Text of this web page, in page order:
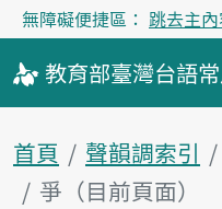
無障礙便捷區： 跳去主
教育部臺灣台語
首頁 聲韻調索引
爭（目前頁面）